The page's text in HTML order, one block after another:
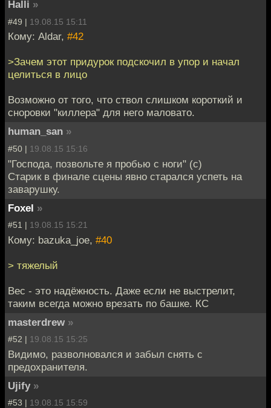
Halli »
#49 | 19.08.15 15:11
Кому: Aldar, #42
>Зачем этот придурок подскочил в упор и начал
целиться в лицо
Возможно от того, что ствол слишком короткий и
сноровки "киллера" для него маловато.
human_san »
#50 | 19.08.15 15:16
"Господа, позвольте я пробью с ноги" (с)
Старик в финале сцены явно старался успеть на
заварушку.
Foxel »
#51 | 19.08.15 15:21
Кому: bazuka_joe, #40
> тяжелый
Вес - это надёжность. Даже если не выстрелит,
таким всегда можно врезать по башке. КС
masterdrew »
#52 | 19.08.15 15:25
Видимо, разволновался и забыл снять с
предохранителя.
Ujify »
#53 | 19.08.15 15:59